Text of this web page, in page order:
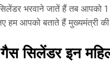
भरवाने जातें हैं तब आपको 1
हम आपको बताते हैं मुख्यमंत्री
सिलेंडर इन